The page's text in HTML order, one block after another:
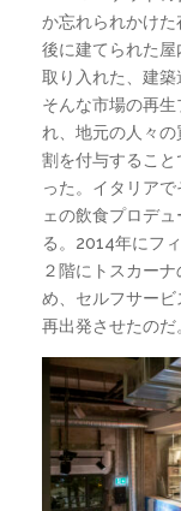
か忘れられかけ
後に建てられた
取り入れた、建築
そんな市場の再
れ、地元の人々
割を付与するこ
った。イタリア
ェの飲食プロデ
る。2014年にフ
２階にトスカー
め、セルフサー
再出発させたのだ